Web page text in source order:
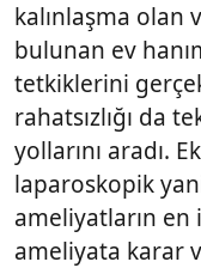
kalınlaşma olan
bulunan ev
tetkiklerini
rahatsızlığı da
yollarını aradı.
laparoskopik
ameliyatların en
ameliyata karar